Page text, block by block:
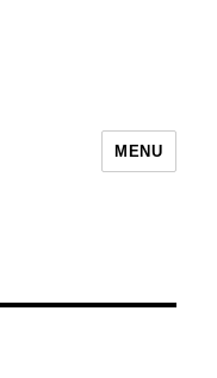
MENU